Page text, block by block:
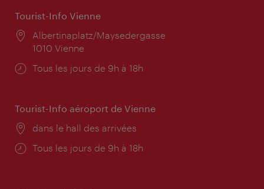
Tourist-Info Vienne
Lieu:
Albertinaplatz/Maysedergasse
1010 Vienne
Horaires
Tous les jours de 9h à 18h
Tourist-Info aéroport de Vienne
Lieu:
dans le hall des arrivées
Horaires
Tous les jours de 9h à 18h